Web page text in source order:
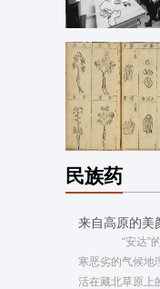
民族药
来自高原的美
“安达”的
寒恶劣的气候地
活在藏北草原上